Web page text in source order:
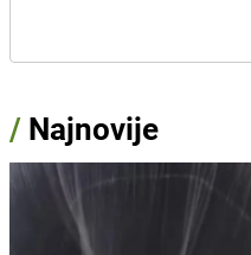
/ Najnovije